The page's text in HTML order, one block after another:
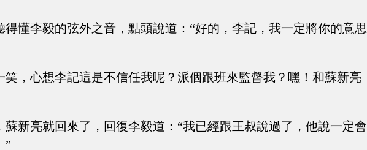
得懂李毅的弦外之音，點頭說道：“好的，李記，我一定將你的意思
笑，心想李記這是不信任我呢？派個跟班來監督我？嘿！和蘇新亮
蘇新亮就回來了，回復李毅道：“我已經跟王叔說過了，他說一定會
”